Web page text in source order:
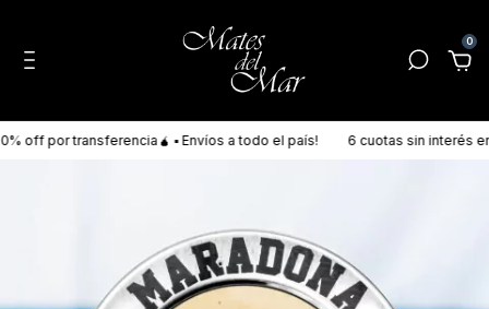
0
por transferencia🧉 ▪ Envíos a todo el país! 6 cuotas sin interés en